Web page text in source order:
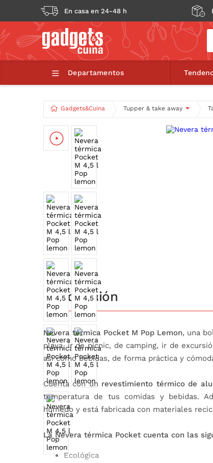
En casa en 24-48 h
Departamentos
Gadgets&Cuina Tupper & take away
Descripción
Nevera térmica Pocket M Pop Lemon, una
playa, ir de picnic, de camping, ir de
así como bebidas, de forma práctica y
Cuenta con un revestimiento térmico de
temperatura de tus comidas y bebidas.
húmedo y está fabricada con materiales
La Nevera térmica Pocket cuenta con las
Ecológica